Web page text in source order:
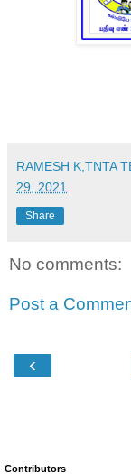
RAMESH K,TNTA
29, 2021
Share
No comments:
Post a
‹
Contributors